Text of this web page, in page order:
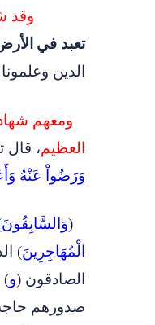
وقد
تعبد في
الدين
ومعهم
العظيم، قال
وَرَضُواْ عَنْهُ
(وَالسَّابِقُونَ
الْمُهَاجِرِينَ)
الصادقون (و)
صدورهم